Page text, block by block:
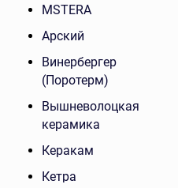
MSTERA
Арский
Винербергер
(Поротерм)
Вышневолоцкая
керамика
Керакам
Кетра